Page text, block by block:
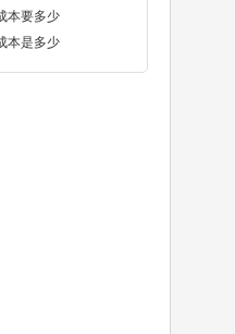
本要多少
本是多少